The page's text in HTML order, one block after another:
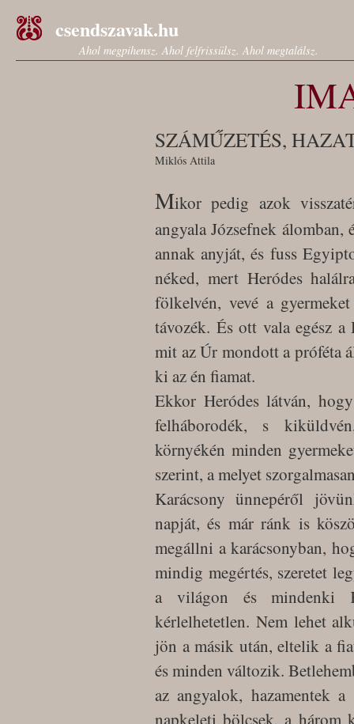
csendszavak.hu
Ahol megpihensz. Ahol felfrissülsz. Ahol megtalálsz.
SZÁMŰZETÉS,
Miklós Attila
Mikor pedig azok
angyala Józsefnek
annak anyját, és fuss
néked, mert Heródes
fölkelvén, vevé a
távozék. És ott vala egész
mit az Úr mondott a
ki az én fiamat.
Ekkor Heródes látván,
felháborodék, s
környékén minden
szerint, a melyet
Karácsony ünnepéről
napját, és már ránk is
megállni a karácsonyban,
mindig megértés, szeretet
a világon és mindenki
kérlelhetetlen. Nem lehet
jön a másik után, eltelik a
és minden változik.
az angyalok, hazamentek
napkeleti bölcsek, a három